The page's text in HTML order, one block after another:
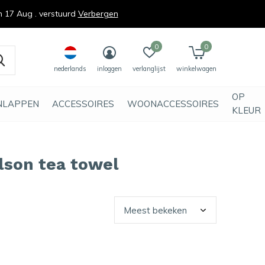
ACCESSOIRES WOONACCESSOIRES
OP
KLEUR
nederlands inloggen verlanglijst
0
winkelwagen
0
tea towel
Aug . verstuurd Verbergen